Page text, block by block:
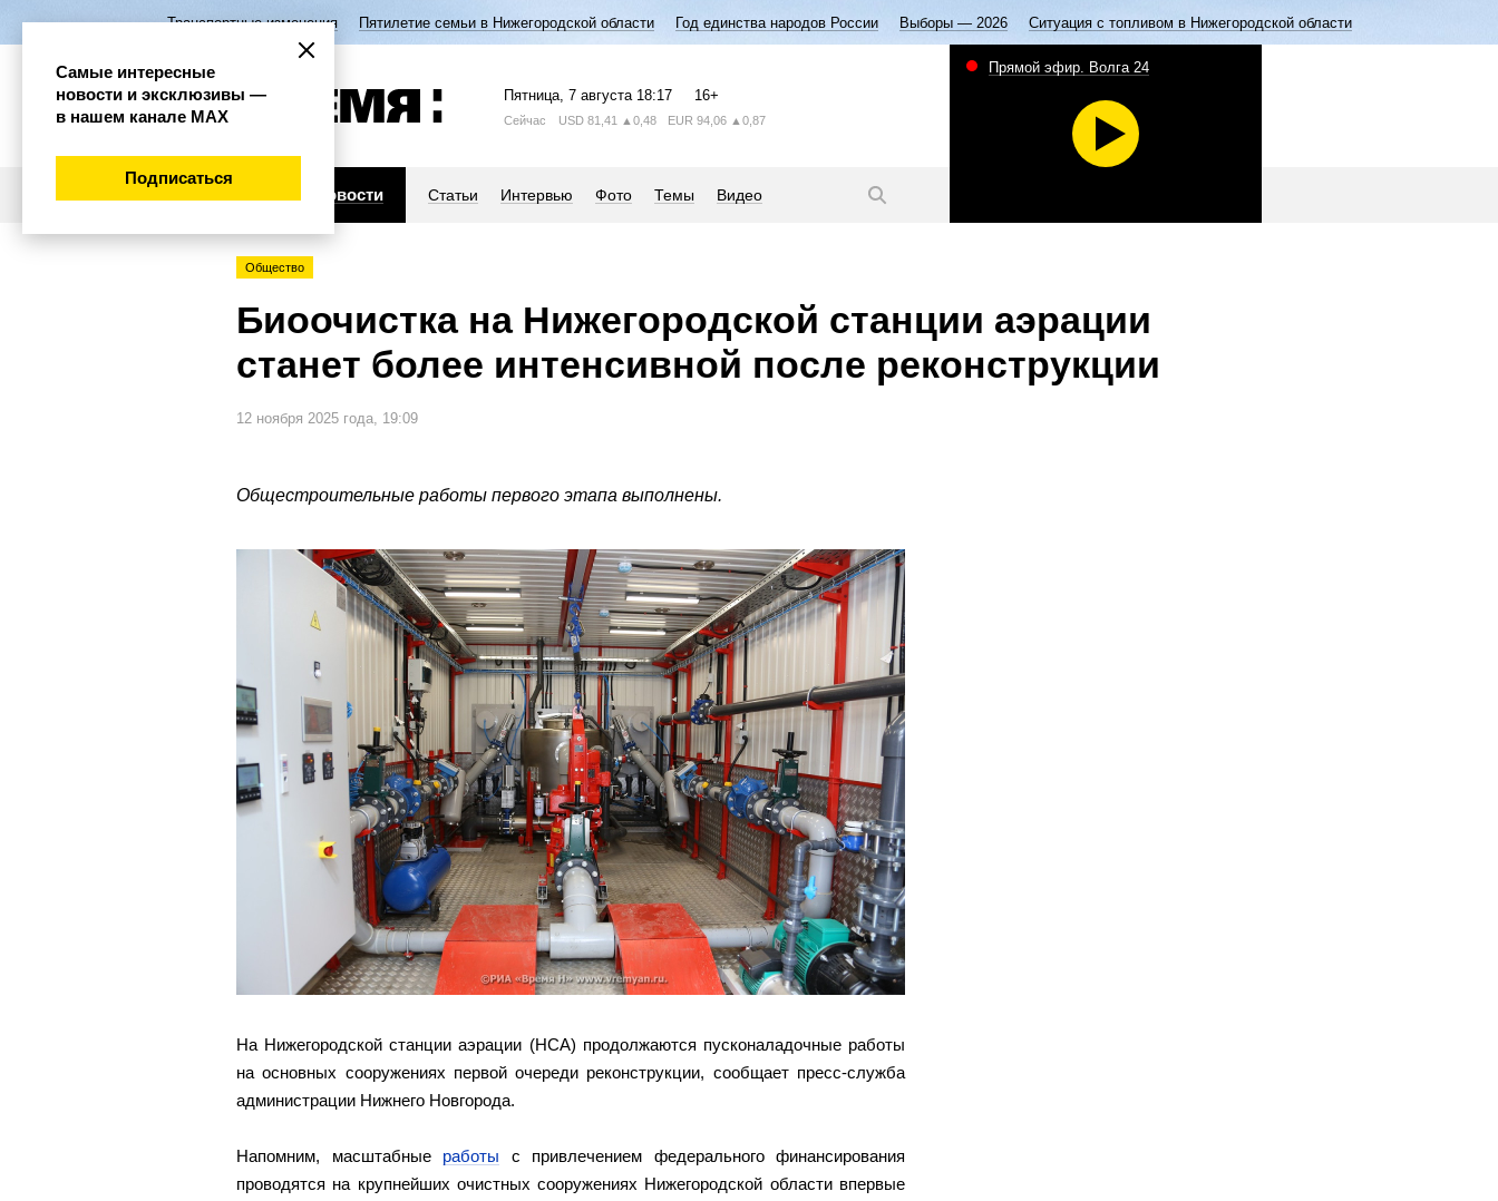
Транспортные изменения Пятилетие семьи в Нижегородской области Год единства народов России Выборы — 2026 Ситуация с топливом в Нижегородской области
Пятница, 7 августа 18:17 16+
Сейчас USD 81,41 ▲0,48 EUR 94,06 ▲0,87
Новости Статьи Интервью Фото Темы Видео
Прямой эфир. Волга 24
Общество
Биоочистка на Нижегородской станции аэрации
станет более интенсивной после реконструкции
12 ноября 2025 года, 19:09
Общестроительные работы первого этапа выполнены.
На Нижегородской станции аэрации (НСА) продолжаются пусконаладочные работы
на основных сооружениях первой очереди реконструкции, сообщает пресс-служба
администрации Нижнего Новгорода.
Напомним, масштабные работы с привлечением федерального финансирования
проводятся на крупнейших очистных сооружениях Нижегородской области впервые
Самые интересные
новости и эксклюзивы —
в нашем канале МАХ
Подписаться